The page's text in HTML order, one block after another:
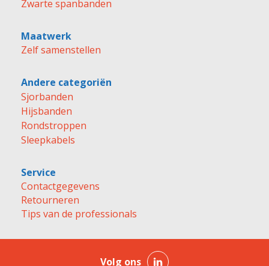
Zwarte spanbanden
Maatwerk
Zelf samenstellen
Andere categoriën
Sjorbanden
Hijsbanden
Rondstroppen
Sleepkabels
Service
Contactgegevens
Retourneren
Tips van de professionals
Volg ons